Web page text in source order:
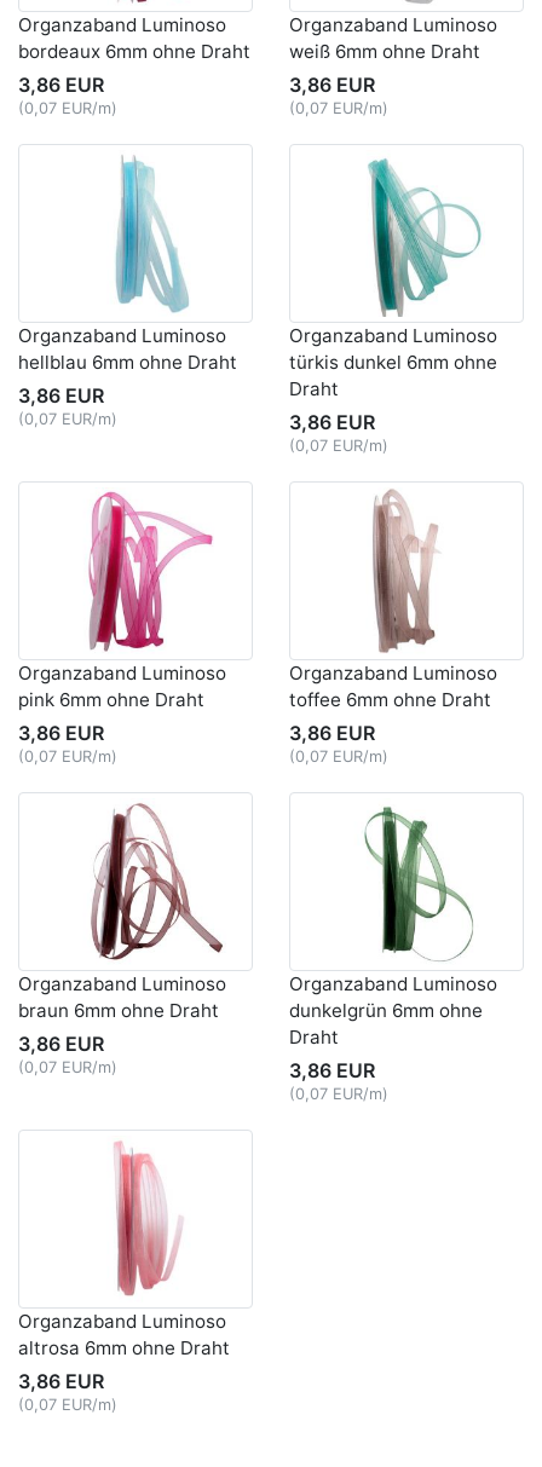
Organzaband Luminoso
bordeaux 6mm ohne Draht
3,86 EUR
(0,07 EUR/m)
Organzaband Luminoso
weiß 6mm ohne Draht
3,86 EUR
(0,07 EUR/m)
Organzaband Luminoso
hellblau 6mm ohne Draht
3,86 EUR
(0,07 EUR/m)
Organzaband Luminoso
türkis dunkel 6mm ohne
Draht
3,86 EUR
(0,07 EUR/m)
Organzaband Luminoso
pink 6mm ohne Draht
3,86 EUR
(0,07 EUR/m)
Organzaband Luminoso
toffee 6mm ohne Draht
3,86 EUR
(0,07 EUR/m)
Organzaband Luminoso
braun 6mm ohne Draht
3,86 EUR
(0,07 EUR/m)
Organzaband Luminoso
dunkelgrün 6mm ohne
Draht
3,86 EUR
(0,07 EUR/m)
Organzaband Luminoso
altrosa 6mm ohne Draht
3,86 EUR
(0,07 EUR/m)